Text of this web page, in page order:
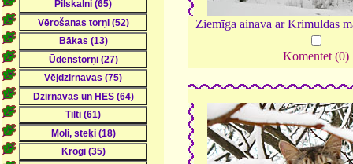
Ziemīga ainava ar Krimuldas
Komentēt (0)